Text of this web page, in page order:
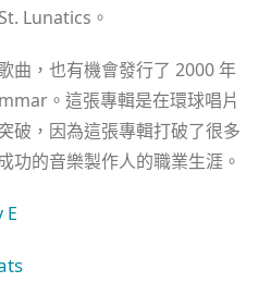
Lunatics。
曲，也有機會發行了 2000 年
。這張專輯是在環球唱片
破，因為這張專輯打破了很多
功的音樂製作人的職業生涯。
E